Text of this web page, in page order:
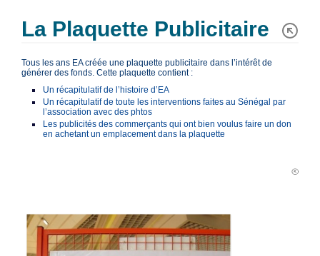
La Plaquette Publicitaire
Tous les ans EA créée une plaquette publicitaire dans l’intérêt de
générer des fonds. Cette plaquette contient :
Un récapitulatif de l’histoire d’EA
Un récapitulatif de toute les interventions faites au Sénégal par
l’association avec des phtos
Les publicités des commerçants qui ont bien voulus faire un don
en achetant un emplacement dans la plaquette